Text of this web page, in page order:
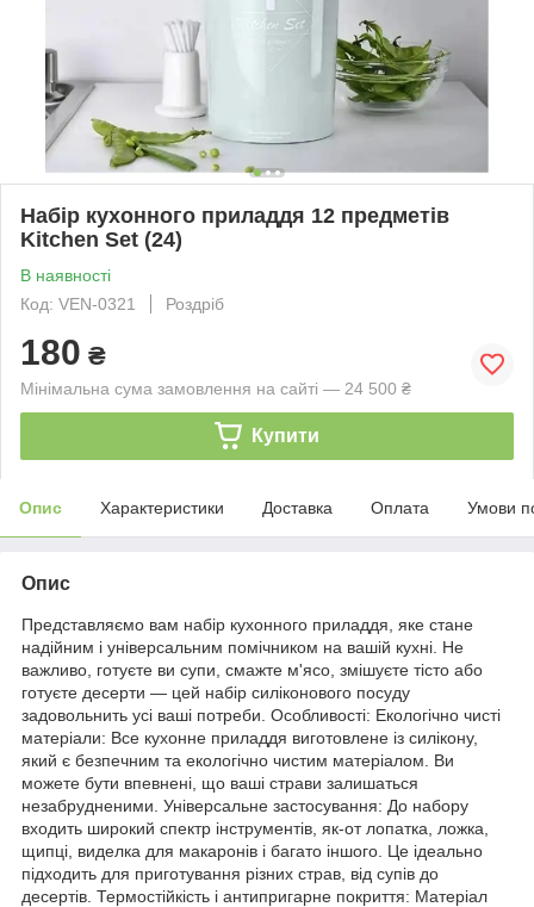
Набір кухонного приладдя 12 предметів
Kitchen Set (24)
В наявності
Код: VEN-0321
Роздріб
180 ₴
Мінімальна сума замовлення на сайті — 24 500 ₴
Купити
Опис Характеристики Доставка Оплата Умови
Опис
Представляємо вам набір кухонного приладдя, яке стане
надійним і універсальним помічником на вашій кухні. Не
важливо, готуєте ви супи, смажте м'ясо, змішуєте тісто або
готуєте десерти — цей набір силіконового посуду
задовольнить усі ваші потреби. Особливості: Екологічно чисті
матеріали: Все кухонне приладдя виготовлене із силікону,
який є безпечним та екологічно чистим матеріалом. Ви
можете бути впевнені, що ваші страви залишаться
незабрудненими. Універсальне застосування: До набору
входить широкий спектр інструментів, як-от лопатка, ложка,
щипці, виделка для макаронів і багато іншого. Це ідеально
підходить для приготування різних страв, від супів до
десертів. Термостійкість і антипригарне покриття: Матеріал